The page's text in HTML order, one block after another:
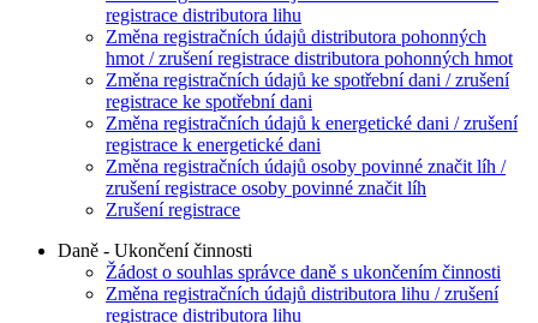
registrace distributora lihu
Změna registračních údajů distributora pohonných
hmot / zrušení registrace distributora pohonných hmot
Změna registračních údajů ke spotřební dani / zrušení
registrace ke spotřební dani
Změna registračních údajů k energetické dani / zrušení
registrace k energetické dani
Změna registračních údajů osoby povinné značit líh /
zrušení registrace osoby povinné značit líh
Zrušení registrace
Daně - Ukončení činnosti
Žádost o souhlas správce daně s ukončením činnosti
Změna registračních údajů distributora lihu / zrušení
registrace distributora lihu